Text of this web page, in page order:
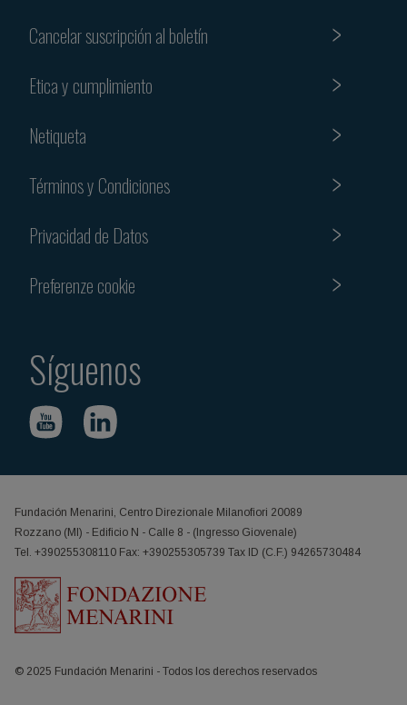
Cancelar suscripción al boletín
Etica y cumplimiento
Netiqueta
Términos y Condiciones
Privacidad de Datos
Preferenze cookie
Síguenos
Fundación Menarini, Centro Direzionale Milanofiori 20089
Rozzano (MI) - Edificio N - Calle 8 - (Ingresso Giovenale)
Tel. +390255308110 Fax: +390255305739 Tax ID (C.F.) 94265730484
© 2025 Fundación Menarini - Todos los derechos reservados